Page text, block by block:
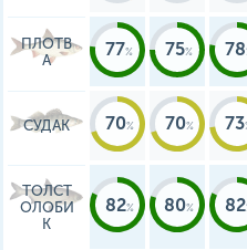
ПЛОТВ
А
77 75 78
СУДАК 70 70 73
ТОЛСТ
ОЛОБИ
К
82 80 82